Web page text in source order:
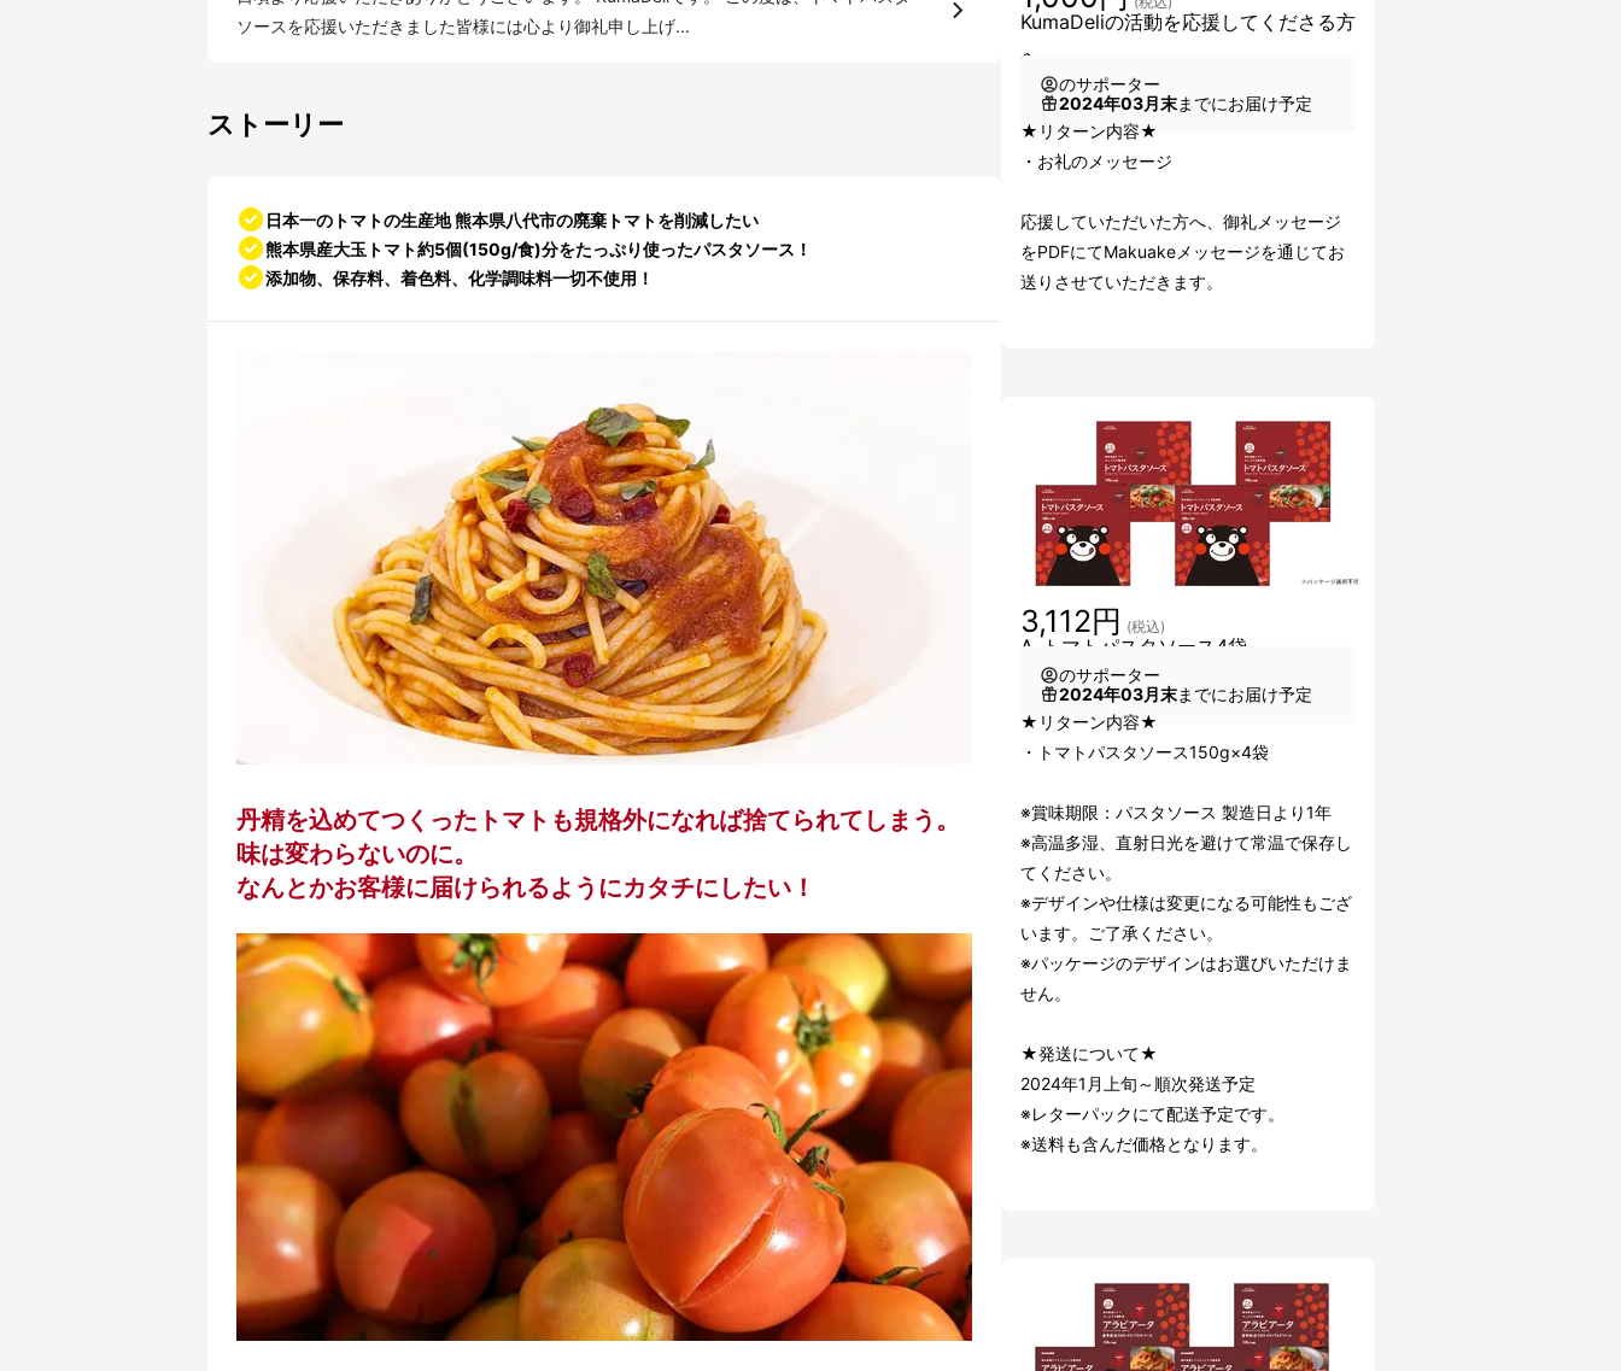
ソースを応援いただきました皆様には心より御礼申し上げ...
ストーリー
日本一のトマトの生産地 熊本県八代市の廃棄トマトを削減したい
熊本県産大玉トマト約5個(150g/食)分をたっぷり使ったパスタソース！
添加物、保存料、着色料、化学調味料一切不使用！
丹精を込めてつくったトマトも規格外になれば捨てられてしまう。
味は変わらないのに。
なんとかお客様に届けられるようにカタチにしたい！
KumaDeliの活動を応援してくださる方
へ
のサポーター
2024年03月末までにお届け予定
★リターン内容★
・お礼のメッセージ
応援していただいた方へ、御礼メッセージ
をPDFにてMakuakeメッセージを通じてお
送りさせていただきます。
A_トマトパスタソース4袋
3,112円 (税込)
のサポーター
2024年03月末までにお届け予定
★リターン内容★
・トマトパスタソース150g×4袋
※賞味期限：パスタソース 製造日より1年
※高温多湿、直射日光を避けて常温で保存し
てください。
※デザインや仕様は変更になる可能性もござ
います。ご了承ください。
※パッケージのデザインはお選びいただけま
せん。
★発送について★
2024年1月上旬～順次発送予定
※レターパックにて配送予定です。
※送料も含んだ価格となります。